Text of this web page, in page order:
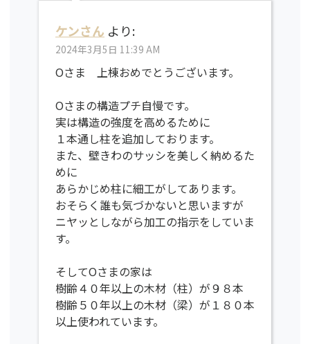
ケンさん より:
2024年3月5日 11:39 AM
Oさま 上棟おめでとうございます。
Oさまの構造プチ自慢です。
実は構造の強度を高めるために
１本通し柱を追加しております。
また、壁きわのサッシを美しく納めるた
めに
あらかじめ柱に細工がしてあります。
おそらく誰も気づかないと思いますが
ニヤッとしながら加工の指示をしていま
す。
そしてOさまの家は
樹齢４０年以上の木材（柱）が９８本
樹齢５０年以上の木材（梁）が１８０本
以上使われています。